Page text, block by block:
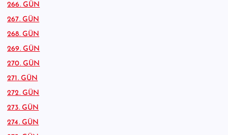
266. GÜN
267. GÜN
268. GÜN
269. GÜN
270. GÜN
271. GÜN
272. GÜN
273. GÜN
274. GÜN